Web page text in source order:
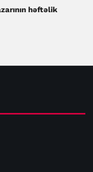
həftəlik